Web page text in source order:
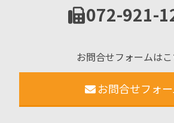
072-921-
お問合せフォームは
お問合せフォ